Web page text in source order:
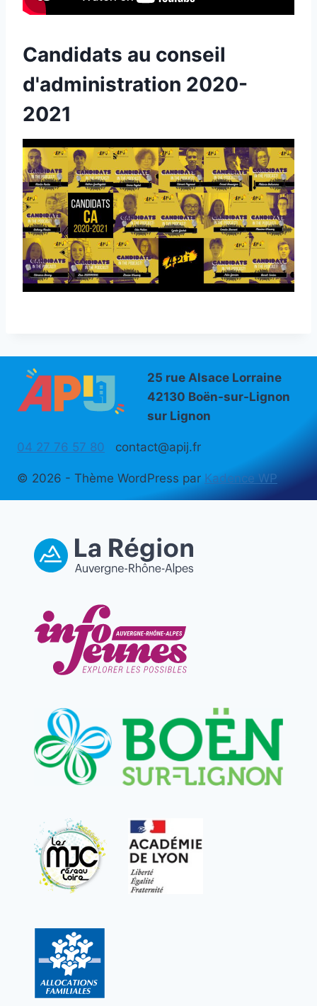
Candidats au conseil
d'administration 2020-
2021
25 rue Alsace Lorraine
42130 Boën-sur-Lignon
sur Lignon
04 27 76 57 80 contact@apij.fr
© 2026 - Thème WordPress par Kadence WP